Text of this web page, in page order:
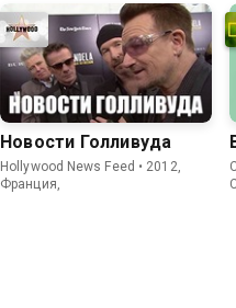
Новости Голливуда
Hollywood News Feed • 2012,
Франция,